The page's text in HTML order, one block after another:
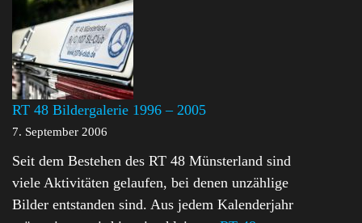
RT 48 Bildergalerie 1996 – 2005
7. September 2006
Seit dem Bestehen des RT 48 Münsterland sind
viele Aktivitäten gelaufen, bei denen unzählige
Bilder entstanden sind. Aus jedem Kalenderjahr